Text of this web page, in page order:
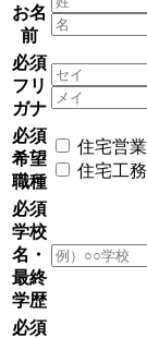
お名
前
必須
フリ
ガナ
必須
希望
職種
住宅営業
住宅工務
必須
学校
名・
最終
学歴
必須